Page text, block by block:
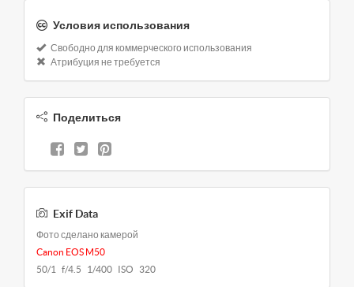
Условия использования
Свободно для коммерческого использования
Атрибуция не требуется
Поделиться
Exif Data
Фото сделано камерой
Canon EOS M50
50/1 f/4.5 1/400 ISO 320